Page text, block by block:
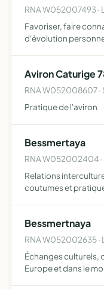
RNA W052007493 ·
Favoriser, faire
d'évolution
Aviron Caturige
RNA W052008607 ·
Pratique de l'aviron
Bessmertaya
RNA W052002404 ·
Relations
coutumes et
Bessmertnaya
RNA W052002635 ·
Échanges culturels,
Europe et dans le